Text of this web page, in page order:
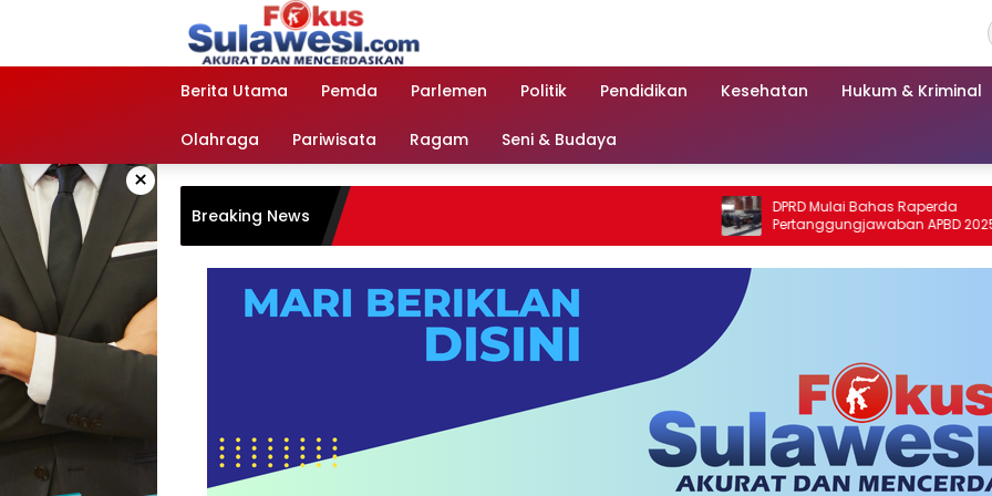
Berita Utama
Pemda Parlemen Politik Pendidikan Kesehatan Hukum & Kriminal
Olahraga Pariwisata Ragam Seni & Budaya
×
Breaking News
DPRD Mulai Bahas Raperda
Pertanggungjawaban APBD 2025
Kabupaten Parigi Moutong